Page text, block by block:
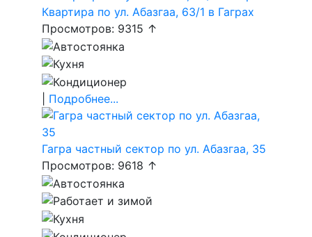
Квартира по ул. Абазгаа, 63/1 в Гаграх
Просмотров: 9315 ↑
Подробнее...
Гагра частный сектор по ул. Абазгаа, 35
Просмотров: 9618 ↑